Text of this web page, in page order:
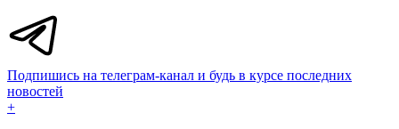
Подпишись на телеграм-канал и будь в курсе последних
новостей
+